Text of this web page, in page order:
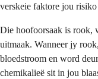
verskeie faktore jou
Die hoofoorsaak is rook,
uitmaak. Wanneer jy
bloedstroom en word
chemikalieë sit in jou